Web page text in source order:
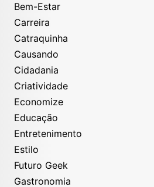
Bem-Estar
Carreira
Catraquinha
Causando
Cidadania
Criatividade
Economize
Educação
Entretenimento
Estilo
Futuro Geek
Gastronomia